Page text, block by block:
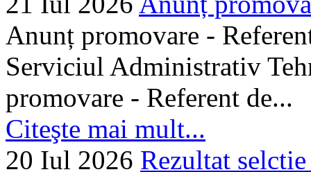
Anunț promovare -
Serviciul Administrativ
promovare - Referent de...
Citeşte mai mult...
20 Iul 2026 Rezultat